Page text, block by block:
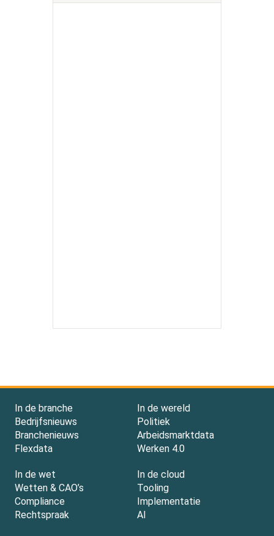
In de branche
Bedrijfsnieuws
Branchenieuws
Flexdata
In de wereld
Politiek
Arbeidsmarktdata
Werken 4.0
In de wet
Wetten & CAO’s
Compliance
Rechtspraak
In de cloud
Tooling
Implementatie
AI